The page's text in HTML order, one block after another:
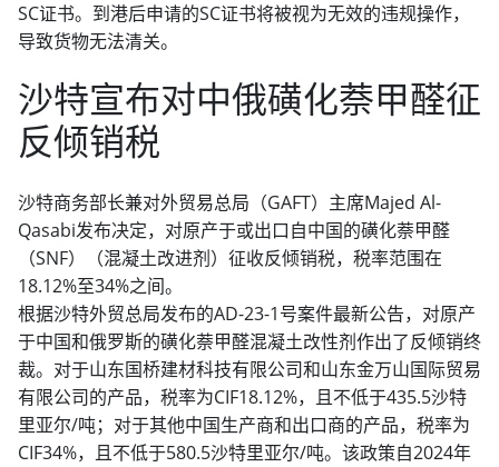
SC证书。到港后申请的SC证书将被视为无效的违规操作，
导致货物无法清关。
沙特宣布对中俄磺化萘甲醛征
反倾销税
沙特商务部长兼对外贸易总局（GAFT）主席Majed Al-
Qasabi发布决定，对原产于或出口自中国的磺化萘甲醛
（SNF）（混凝土改进剂）征收反倾销税，税率范围在
18.12%至34%之间。
根据沙特外贸总局发布的AD-23-1号案件最新公告，对原产
于中国和俄罗斯的磺化萘甲醛混凝土改性剂作出了反倾销终
裁。对于山东国桥建材科技有限公司和山东金万山国际贸易
有限公司的产品，税率为CIF18.12%，且不低于435.5沙特
里亚尔/吨；对于其他中国生产商和出口商的产品，税率为
CIF34%，且不低于580.5沙特里亚尔/吨。该政策自2024年